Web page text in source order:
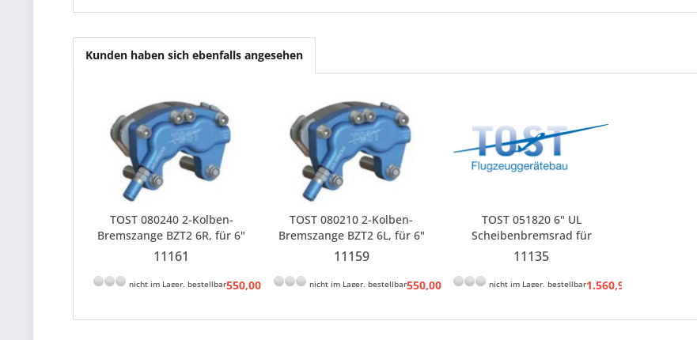
Kunden haben sich ebenfalls angesehen
TOST 080240 2-Kolben-
Bremszange BZT2 6R, für 6"
SB für Bremsflüssigkeit DOT
11161
nicht im Lager, bestellbar550,00 € * 557,16 € *
TOST 080210 2-Kolben-
Bremszange BZT2 6L, für 6"
SB für Bremsflüssigkeit DOT
11159
nicht im Lager, bestellbar550,00 € * 557,16 € *
TOST 051820 6" UL
Scheibenbremsrad für
Comco C 42 für 2 HFW-Räder,
11135
nicht im Lager, bestellbar1.560,90 € *